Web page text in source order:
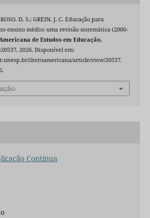
D. S.; GREIN, J. C. Educação para
ensino médio: uma revisão sistemática (2000-
de Estudos em Educação,
2026. Disponível em:
iberoamericana/article/view/20537.
Contínua